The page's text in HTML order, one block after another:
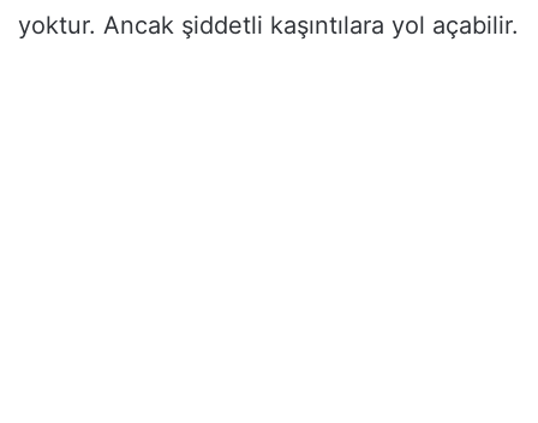
yoktur. Ancak şiddetli kaşıntılara yol açabilir.